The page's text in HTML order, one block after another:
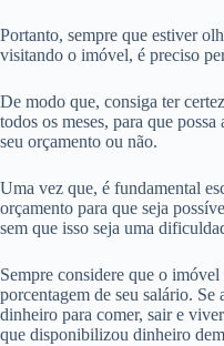
Portanto, sempre que estiver
visitando o imóvel, é preciso
De modo que, consiga ter
todos os meses, para que
seu orçamento ou não.
Uma vez que, é fundamental
orçamento para que seja
sem que isso seja uma
Sempre considere que o
porcentagem de seu salário.
dinheiro para comer, sair e
que disponibilizou dinheiro